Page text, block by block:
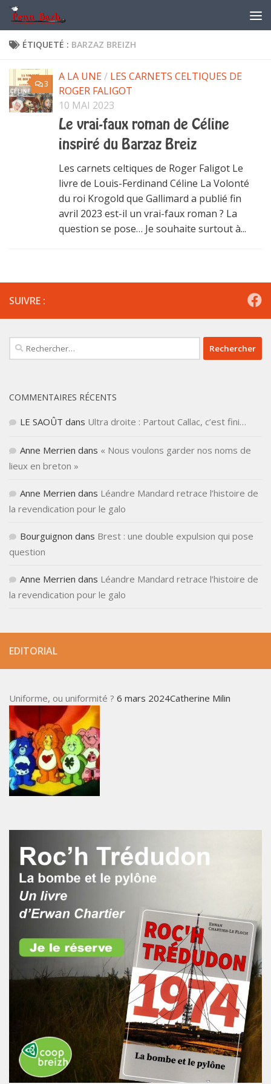
Skip to content
ÉTIQUETÉ : BARZAZ BREIZH
3
A LA UNE/ LES CARNETS CELTIQUES DE
ROGER FALIGOT
10 MAI 2023
Le vrai-faux roman de Céline
inspiré du Barzaz Breiz
Les carnets celtiques de Roger Faligot Le
livre de Louis-Ferdinand Céline La Volonté
du roi Krogold que Gallimard a publié fin
avril 2023 est-il un vrai-faux roman ? La
question se pose… Je souhaite surtout à...
SUIVRE :
Rechercher :
COMMENTAIRES RÉCENTS
LE SAOÛT dans Ultra droite : Partout Callac, c’est fini…
Anne Merrien dans « Nous voulons garder nos noms de
lieux en breton »
Anne Merrien dans Léandre Mandard retrace l’histoire de
la revendication pour le galo
Bourguignon dans Brest : une double expulsion qui pose
question
Anne Merrien dans Léandre Mandard retrace l’histoire de
la revendication pour le galo
EDITORIAL
Uniforme, ou uniformité ? 6 mars 2024Catherine Milin